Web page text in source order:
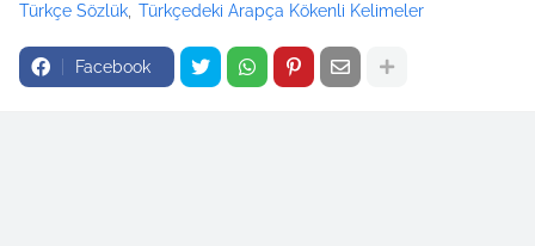
Türkçe Sözlük Türkçedeki Arapça Kökenli Kelimeler
Facebook